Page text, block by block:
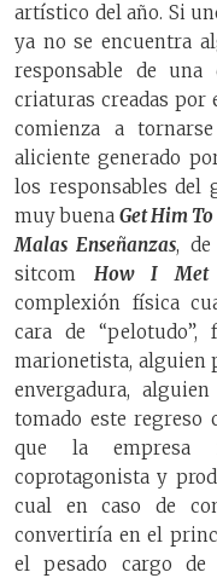
artístico del año. Si
ya no se encuentra
responsable de
criaturas creadas por
comienza a
aliciente generado
los responsables del
muy buenaGet Him
Malas Enseñanzas, de
sitcom How I Met
complexión física
cara de
marionetista, alguien
envergadura,
tomado este regreso
que la empresa
coprotagonista y
cual en caso de
convertiría en el
el pesado cargo